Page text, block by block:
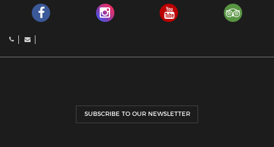
SUBSCRIBE TO OUR NEWSLETTER